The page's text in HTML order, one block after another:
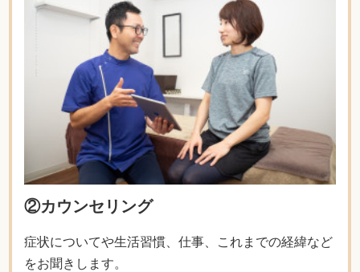
②カウンセリング
症状についてや生活習慣、仕事、これまでの経緯など
をお聞きします。